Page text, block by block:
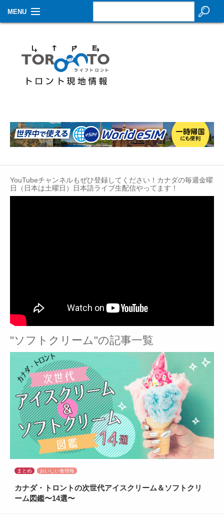
MENU
生活情報
その他
イベントカレンダー
About Us
YouTubeチャンネルもぜひ登録してください！カナダの毎週金曜
日（日本は土曜日）日本語ライブ生配信やってます！
"ソフトクリーム"の記事一覧
まとめ おいしい食情報
カナダ・トロントの次世代アイスクリーム＆ソフトクリ
ーム図鑑〜14選〜